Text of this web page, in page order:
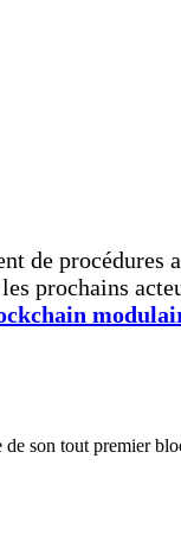
de procédures
prochains
son tout premier